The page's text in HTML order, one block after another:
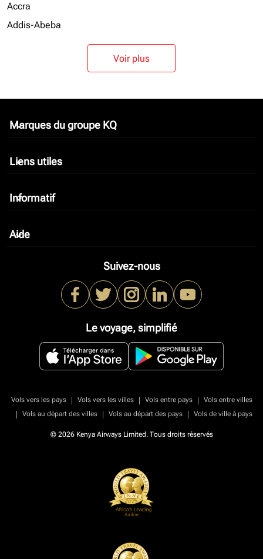
Accra
Addis-Abeba
Voir plus
Marques du groupe KQ
keyboard_arrow_down
Liens utiles
keyboard_arrow_down
Informatif
keyboard_arrow_down
Aide
keyboard_arrow_down
Suivez-nous
Le voyage, simplifié
Vols vers les pays | Vols vers les villes | Vols entre pays |
Vols entre villes
|
Vols au départ des villes | Vols au départ des pays | Vols de ville à pays
© 2026 Kenya Airways Limited. Tous droits réservés